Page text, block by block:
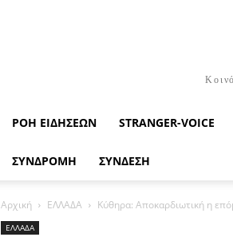
ΡΟΉ ΕΙΔΉΣΕΩΝ STRANGER-VOICE
ΣΥΝΔΡΟΜΗ ΣΥΝΔΕΣΗ
Αρχική ΕΛΛΑΔΑ Κύθηρα: Αποκαρδιωτική η
ΕΛΛΑΔΑ